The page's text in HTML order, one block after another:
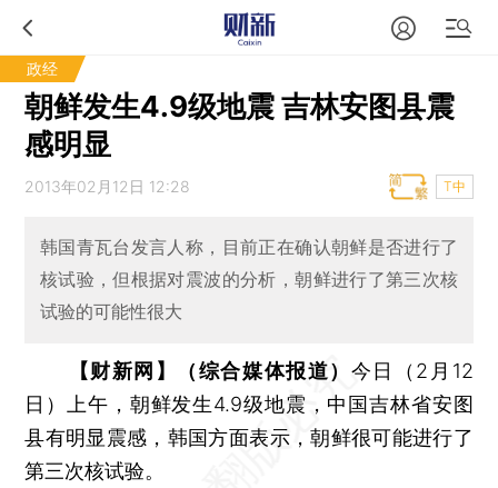
政经
朝鲜发生4.9级地震 吉林安图县震
感明显
2013年02月12日 12:28 T中
韩国青瓦台发言人称，目前正在确认朝鲜是否进行了
核试验，但根据对震波的分析，朝鲜进行了第三次核
试验的可能性很大
【财新网】（综合媒体报道） 今日（2月12
日）上午，朝鲜发生4.9级地震，中国吉林省安图
县有明显震感，韩国方面表示，朝鲜很可能进行了
第三次核试验。